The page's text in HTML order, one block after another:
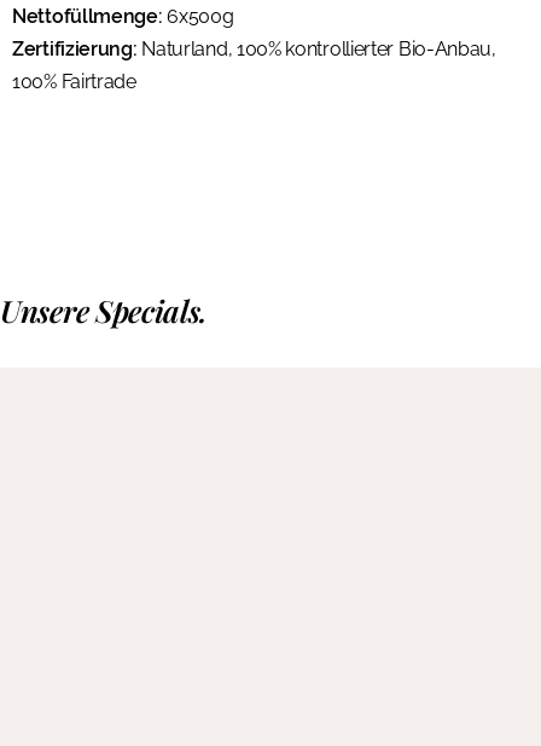
Nettofüllmenge: 6x500g
Zertifizierung: Naturland, 100% kontrollierter Bio-Anbau,
100% Fairtrade
Unsere Specials.